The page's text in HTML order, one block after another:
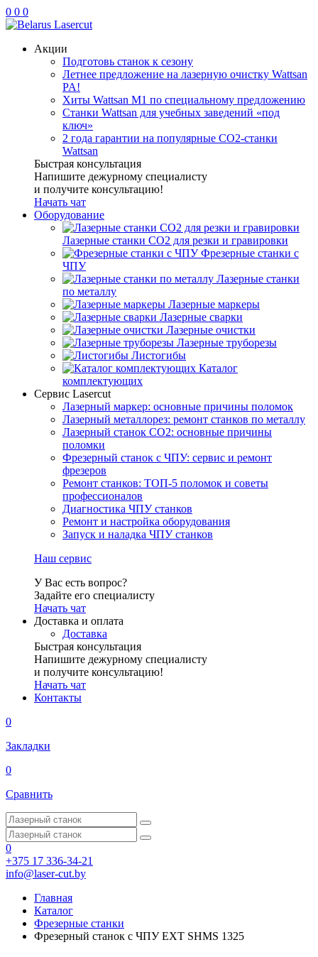
0 0 0
Акции
Подготовь станок к сезону
Летнее предложение на лазерную очистку Wattsan
PA!
Хиты Wattsan M1 по специальному предложению
Станки Wattsan для учебных заведений «под
ключ»
2 года гарантии на популярные CO2-станки
Wattsan
Быстрая консультация
Напишите дежурному специалисту
и получите консультацию!
Начать чат
Оборудование
Лазерные станки CO2 для резки и гравировки
Фрезерные станки с
ЧПУ
Лазерные станки
по металлу
Лазерные маркеры
Лазерные сварки
Лазерные очистки
Лазерные труборезы
Листогибы
Каталог
комплектующих
Сервис Lasercut
Лазерный маркер: основные причины поломок
Лазерный металлорез: ремонт станков по металлу
Лазерный станок СО2: основные причины
поломки
Фрезерный станок с ЧПУ: сервис и ремонт
фрезеров
Ремонт станков: ТОП-5 поломок и советы
профессионалов
Диагностика ЧПУ станков
Ремонт и настройка оборудования
Запуск и наладка ЧПУ станков
Наш сервис
У Вас есть вопрос?
Задайте его специалисту
Начать чат
Доставка и оплата
Доставка
Быстрая консультация
Напишите дежурному специалисту
и получите консультацию!
Начать чат
Контакты
0
Закладки
0
Сравнить
0
+375 17 336-34-21
info@laser-cut.by
Главная
Каталог
Фрезерные станки
Фрезерный станок с ЧПУ EXT SHMS 1325